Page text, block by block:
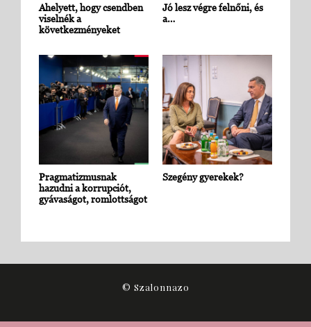
Ahelyett, hogy csendben
viselnék a
következményeket
Jó lesz végre felnőni, és
a…
Pragmatizmusnak
hazudni a korrupciót,
gyávaságot, romlottságot
Szegény gyerekek?
© Szalonnazo